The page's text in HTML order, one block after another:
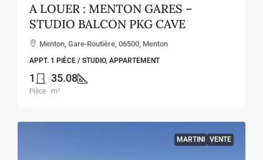
A LOUER : MENTON GARES –
STUDIO BALCON PKG CAVE
Menton, Gare-Routière, 06500, Menton
APPT. 1 PIÈCE / STUDIO, APPARTEMENT
1
Pièce
35.08
m²
MARTINI VENTE